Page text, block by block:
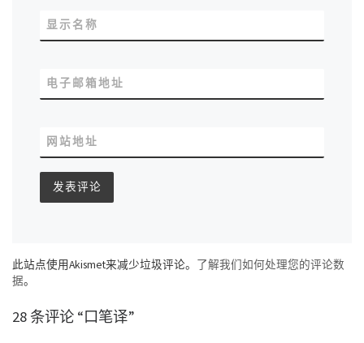
显示名称
电子邮箱地址
网站地址
此站点使用Akismet来减少垃圾评论。 了解我们如何处理您的评论数
据。
28 条评论 “口笔译”